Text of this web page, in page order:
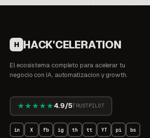
H HACK'CELERATION
El ecosistema completo para acelerar tu
negocio con IA, automatizacion y growth.
★★★★★4.9/5TRUSTPILOT
in X fb ig th tt YT pi bs